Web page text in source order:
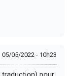
05/05/2022 - 10h23